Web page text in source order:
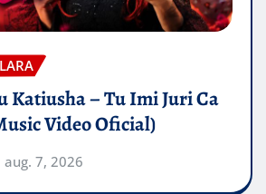
Katiusha – Tu Imi Juri Ca
Video Oficial)
aug. 7, 2026